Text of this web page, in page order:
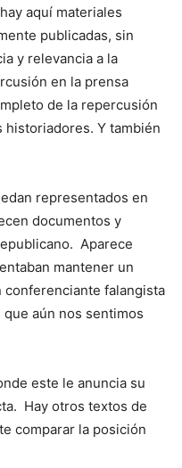
aquí materiales
publicadas, sin
y relevancia a la
en la prensa
de la repercusión
historiadores. Y también
representados en
documentos y
Aparece
mantener un
conferenciante falangista
aún nos sentimos
este le anuncia su
Hay otros textos de
comparar la posición